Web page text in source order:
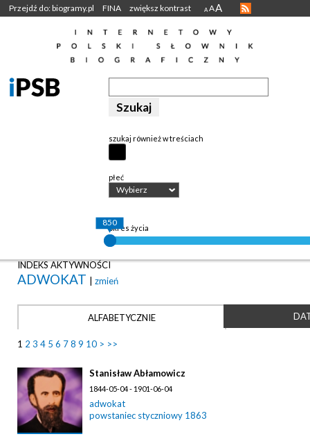
Przejdź do: biogramy.pl FINA zwiększ kontrast A AA
szukaj również w treściach
płeć
Wybierz
okres życia
850
INDEKS AKTYWNOŚCI
ADWOKAT | zmień
ALFABETYCZNIE
1 2 3 4 5 6 78 9 10 > >>
Stanisław Abłamowicz
1844-05-04 - 1901-06-04
adwokat
powstaniec styczniowy 1863